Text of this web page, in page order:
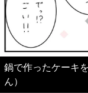
鍋で作ったケーキ
ん）